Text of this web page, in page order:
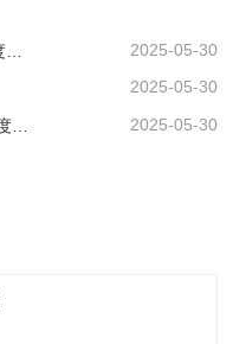
山东汇锋传动股份有限公司 2024年度社会责任报告 2025-05-30
2025-05-30
2025-05-30